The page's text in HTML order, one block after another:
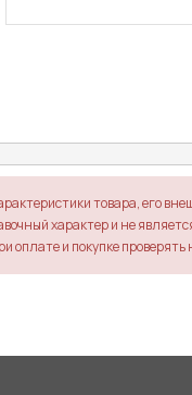
товара, его
характер и не
оплате и покупке